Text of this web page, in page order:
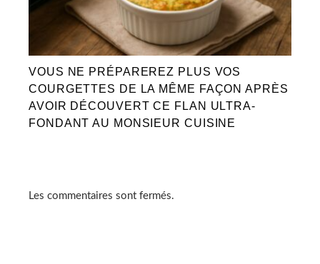
VOUS NE PRÉPAREREZ PLUS VOS
COURGETTES DE LA MÊME FAÇON APRÈS
AVOIR DÉCOUVERT CE FLAN ULTRA-
FONDANT AU MONSIEUR CUISINE
Les commentaires sont fermés.